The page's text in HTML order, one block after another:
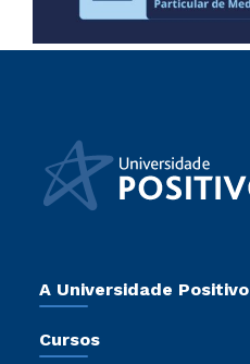
A Universidade Positivo
Sala de Imprensa
Cursos